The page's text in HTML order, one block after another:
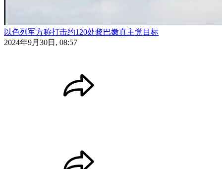
以色列军方称打击约120处黎巴嫩真主党目标
2024年9月30日, 08:57